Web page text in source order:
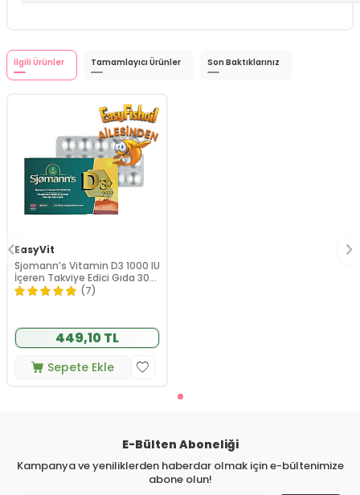
İlgili Ürünler Tamamlayıcı Ürünler Son Baktıklarınız
EasyVit
Sjomann’s Vitamin D3 1000 IU
İçeren Takviye Edici Gıda 30
Adet Çiğnenebilir Jel Form
(7)
449,10 TL
Sepete Ekle
E-Bülten Aboneliği
Kampanya ve yeniliklerden haberdar olmak için e-bültenimize
abone olun!